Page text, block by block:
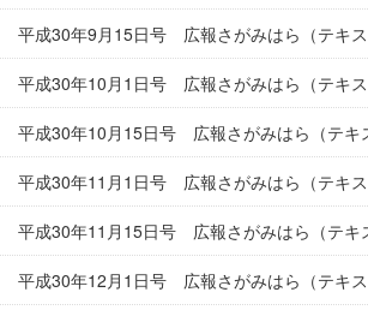
平成30年9月15日号 広報さがみはら（テキス
平成30年10月1日号 広報さがみはら（テキス
平成30年10月15日号 広報さがみはら（テキ
平成30年11月1日号 広報さがみはら（テキス
平成30年11月15日号 広報さがみはら（テキ
平成30年12月1日号 広報さがみはら（テキス